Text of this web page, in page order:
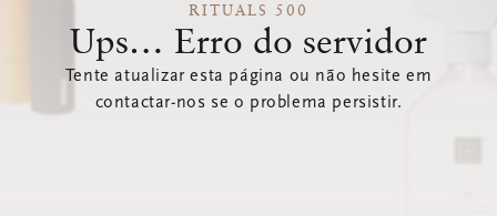
RITUALS 500
Ups… Erro do servidor
Tente atualizar esta página ou não hesite em
contactar-nos se o problema persistir.